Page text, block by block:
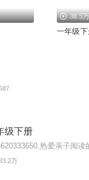
38.5
一年级
级下册
热爱亲子阅
万